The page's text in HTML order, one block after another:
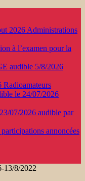
2026 Administrations
à l’examen pour la
audible 5/8/2026
Radioamateurs
le 24/07/2026
07/2026 audible par
annoncées
13/8/2022